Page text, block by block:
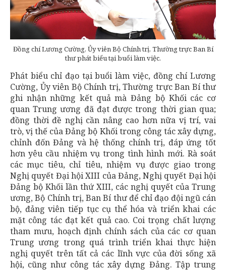
Đồng chí Lương Cường, Ủy viên Bộ Chính trị, Thường trực Ban Bí
thư phát biểu tại buổi làm việc.
Phát biểu chỉ đạo tại buổi làm việc, đồng chí Lương
Cường, Ủy viên Bộ Chính trị, Thường trực Ban Bí thư
ghi nhận những kết quả mà Đảng bộ Khối các cơ
quan Trung ương đã đạt được trong thời gian qua;
đồng thời đề nghị cần nâng cao hơn nữa vị trí, vai
trò, vị thế của Đảng bộ Khối trong công tác xây dựng,
chỉnh đốn Đảng và hệ thống chính trị, đáp ứng tốt
hơn yêu cầu nhiệm vụ trong tình hình mới. Rà soát
các mục tiêu, chỉ tiêu, nhiệm vụ được giao trong
Nghị quyết Đại hội XIII của Đảng, Nghị quyết Đại hội
Đảng bộ Khối lần thứ XIII, các nghị quyết của Trung
ương, Bộ Chính trị, Ban Bí thư để chỉ đạo đội ngũ cán
bộ, đảng viên tiếp tục cụ thể hóa và triển khai các
mặt công tác đạt kết quả cao. Coi trọng chất lượng
tham mưu, hoạch định chính sách của các cơ quan
Trung ương trong quá trình triển khai thực hiện
nghị quyết trên tất cả các lĩnh vực của đời sống xã
hội, cũng như công tác xây dựng Đảng. Tập trung